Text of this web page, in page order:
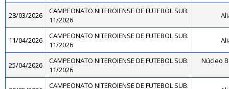
28/03/2026
CAMPEONATO NITEROIENSE DE FUTEBOL SUB.
11/2026
11/04/2026
CAMPEONATO NITEROIENSE DE FUTEBOL SUB.
11/2026
25/04/2026
CAMPEONATO NITEROIENSE DE FUTEBOL SUB.
11/2026
Núcleo
CAMPEONATO NITEROIENSE DE FUTEBOL SUB.